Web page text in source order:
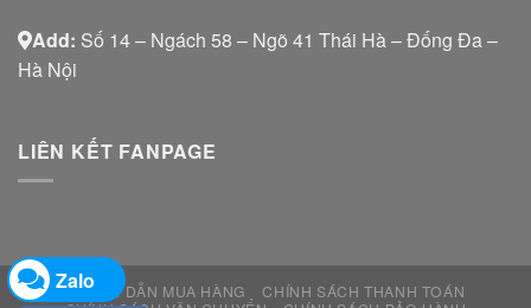
Add: Số 14 – Ngách 58 – Ngõ 41 Thái Hà – Đống Đa –
Hà Nội
LIÊN KẾT FANPAGE
HƯỚNG DẪN MUA HÀNG
CHÍNH SÁCH THANH TOÁN
Zalo